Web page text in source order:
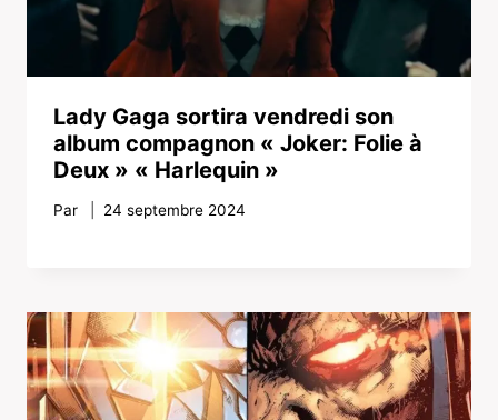
Lady Gaga sortira vendredi son
album compagnon « Joker: Folie à
Deux » « Harlequin »
Par 24 septembre 2024